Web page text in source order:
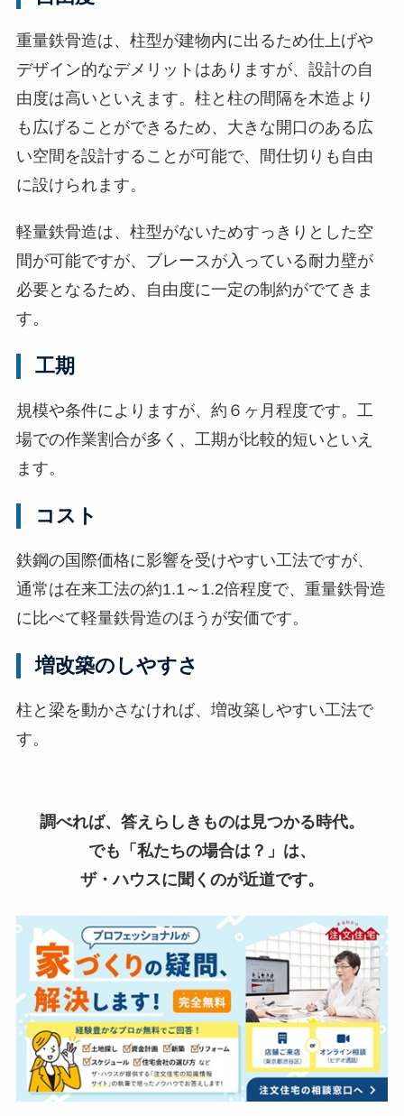
重量鉄骨造は、柱型が建物内に出るため仕上げや
デザイン的なデメリットはありますが、設計の自
由度は高いといえます。柱と柱の間隔を木造より
も広げることができるため、大きな開口のある広
い空間を設計することが可能で、間仕切りも自由
に設けられます。
軽量鉄骨造は、柱型がないためすっきりとした空
間が可能ですが、ブレースが入っている耐力壁が
必要となるため、自由度に一定の制約がでてきま
す。
工期
規模や条件によりますが、約６ヶ月程度です。工
場での作業割合が多く、工期が比較的短いといえ
ます。
コスト
鉄鋼の国際価格に影響を受けやすい工法ですが、
通常は在来工法の約1.1～1.2倍程度で、重量鉄骨造
に比べて軽量鉄骨造のほうが安価です。
増改築のしやすさ
柱と梁を動かさなければ、増改築しやすい工法で
す。
調べれば、答えらしきものは見つかる時代。
でも「私たちの場合は？」は、
ザ・ハウスに聞くのが近道です。